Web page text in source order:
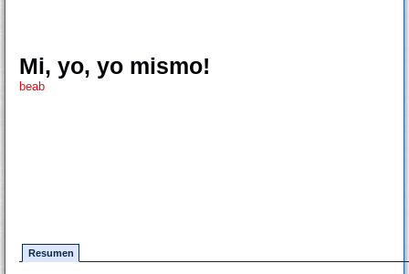
Mi, yo, yo mismo!
beab
Resumen